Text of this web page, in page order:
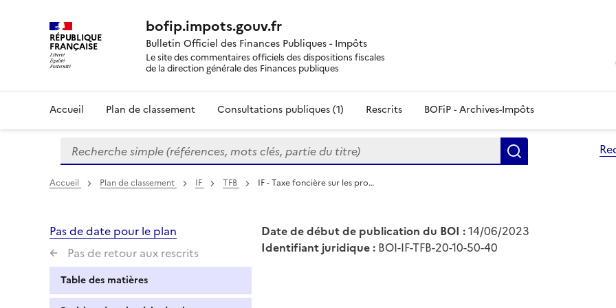
RÉPUBLIQUE
FRANÇAISE
bofip.impots.gouv.fr
Bulletin Officiel des Finances Publiques - Impôts
Le site des commentaires officiels des dispositions fiscales
de la direction générale des Finances publiques
Accueil Plan de classement Consultations publiques (1) Rescrits BOFiP - Archives-Impôts
Formulaire
de
recherche
Recherche simple (références, mots clés, partie du titre)
Accueil Plan de classement IF TFB IF - Taxe foncière sur les pro…
Pas de date pour le plan
Pas de retour aux rescrits
Table des matières
Date de début de publication du BOI :14/06/2023
Identifiant juridique : BOI-IF-TFB-20-10-50-40